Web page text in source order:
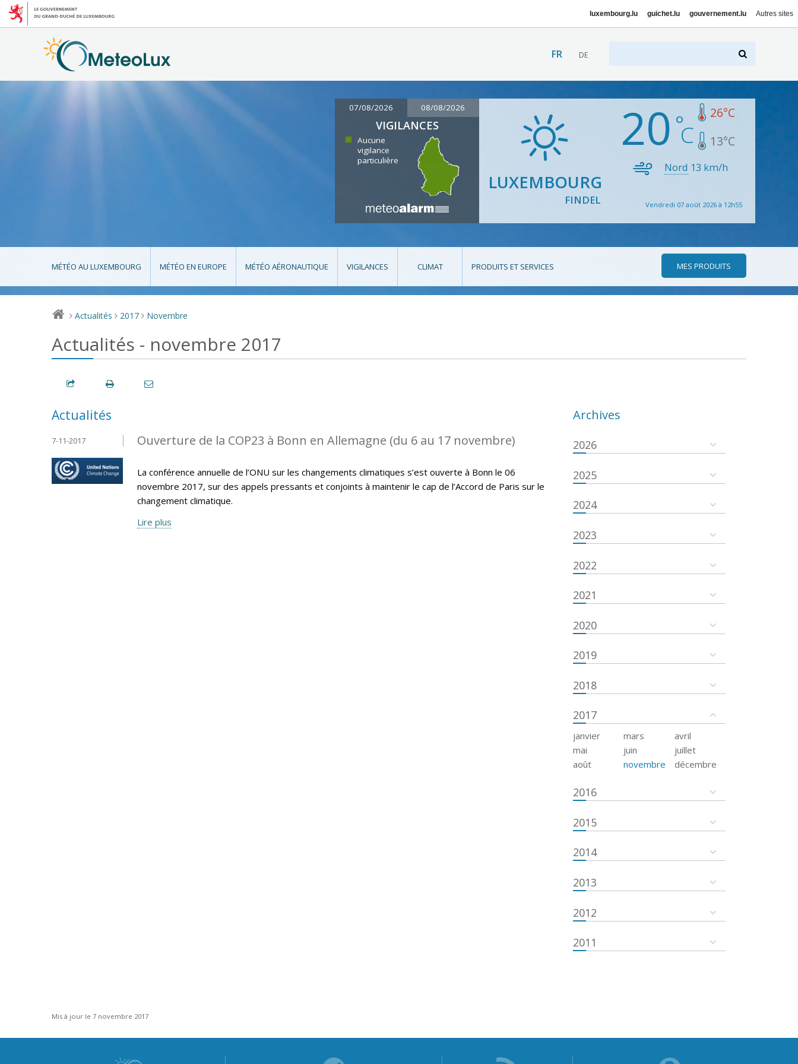
luxembourg.lu guichet.lu gouvernement.lu Autres sites
FR DE
07/08/2026 08/08/2026
VIGILANCES
Aucune
vigilance
particulière
LUXEMBOURG
FINDEL
20 26°C
13°C
Nord 13 km/h
Vendredi 07 août 2026 à 12h55
MÉTÉO AU LUXEMBOURG MÉTÉO EN EUROPE MÉTÉO AÉRONAUTIQUE VIGILANCES CLIMAT PRODUITS ET SERVICES MES PRODUITS
> Actualités > 2017 > Novembre
Actualités - novembre 2017
Actualités
Ouverture de la COP23 à Bonn en Allemagne (du 6 au 17 novembre)
7-11-2017
La conférence annuelle de l’ONU sur les changements climatiques s’est ouverte à Bonn le 06
novembre 2017, sur des appels pressants et conjoints à maintenir le cap de l’Accord de Paris sur le
changement climatique.
Lire plus
Archives
2026
2025
2024
2023
2022
2021
2020
2019
2018
2017
janvier mars
avril
mai
juin
juillet
août
novembre décembre
2016
2015
2014
2013
2012
2011
Mis à jour le 7 novembre 2017